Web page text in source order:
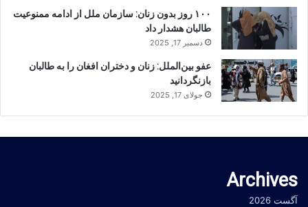
۱۰۰ روز بدون زنان: سازمان ملل از ادامه ممنوعیت
طالبان هشدار داد
دسمبر 17, 2025
عفو بین‌الملل: زنان و دختران افغان را به طالبان
بازنگردانید
جولای 17, 2025
Archives
آگست 2026